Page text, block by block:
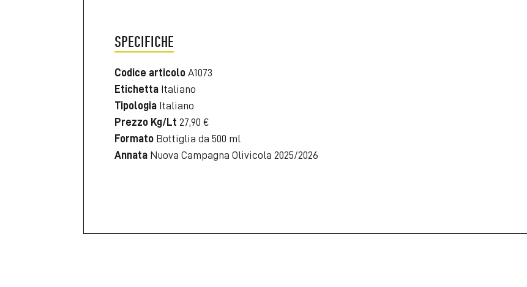
SPECIFICHE
Codice articolo A1073
Etichetta Italiano
Tipologia Italiano
Prezzo Kg/Lt 27,90 €
Formato Bottiglia da 500 ml
Annata Nuova Campagna Olivicola 2025/2026